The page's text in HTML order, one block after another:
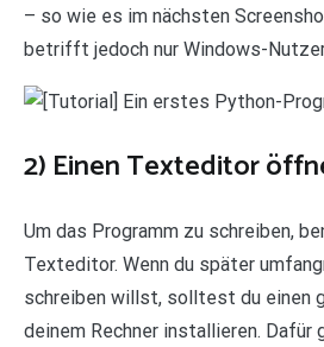
– so wie es im nächsten
betrifft jedoch nur Windows-
2) Einen Texteditor
Um das Programm zu schreiben,
Texteditor. Wenn du später
schreiben willst, solltest du einen
deinem Rechner installieren. Dafür